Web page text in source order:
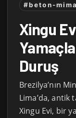
#beton-
Xingu
Duruş
Brezilya’nın
Lima’da, antik
Xingu Evi, bir